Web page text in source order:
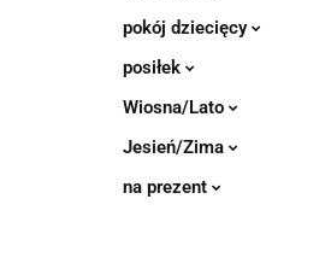
pokój dziecięcy
posiłek
Wiosna/Lato
Jesień/Zima
na prezent